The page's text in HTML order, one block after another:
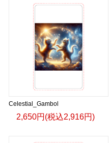
Celestial_Gambol
2,650円(税込2,916円)